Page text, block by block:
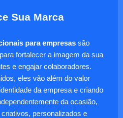
Sua Marca
para empresas são
fortalecer a imagem da sua
e engajar colaboradores.
eles vão além do valor
da empresa e criando
da ocasião,
personalizados e